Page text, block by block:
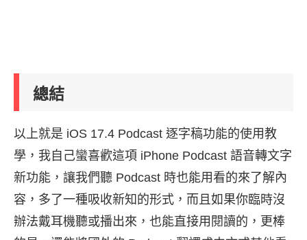
總結
以上就是 iOS 17.4 Podcast 逐字稿功能的使用教
學，我自己蠻喜歡這項 iPhone Podcast 語音轉文字
新功能，讓我們聽 Podcast 時也能用看的來了解內
容，多了一種吸收新知的形式，而且如果你臨時沒
辦法戴耳機聽或播出來，也能直接用閱讀的，更棒